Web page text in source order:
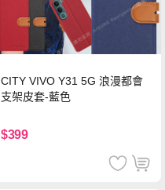
CITY VIVO Y31 5G 浪漫都會
支架皮套-藍色
$399